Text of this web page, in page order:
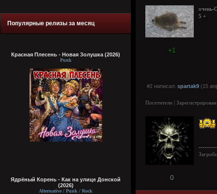
Популярные релизы за месяц
Красная Плесень - Новая Золушка (2026)
Punk
Ядрёный Корень - Как на улице Донской
(2026)
Alternative / Punk / Rock
очень-
5 +
+1
#2 написал: spartak9 (15
Посетители |
0